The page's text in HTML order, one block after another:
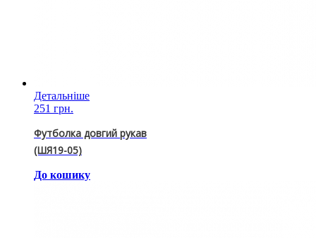
Детальніше
251 грн.
Футболка довгий рукав
(ШЯ19-05)
До кошику